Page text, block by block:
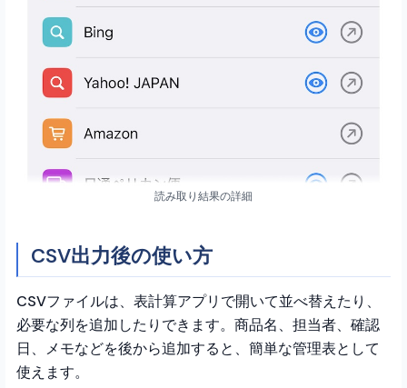
読み取り結果の詳細
CSV出力後の使い方
CSVファイルは、表計算アプリで開いて並べ替えたり、
必要な列を追加したりできます。商品名、担当者、確認
日、メモなどを後から追加すると、簡単な管理表として
使えます。